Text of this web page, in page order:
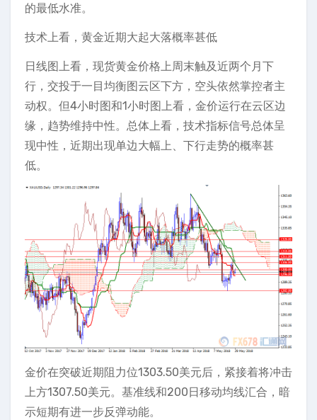
的最低水准。
技术上看，黄金近期大起大落概率甚低
日线图上看，现货黄金价格上周末触及近两个月下
行，交投于一目均衡图云区下方，空头依然掌控者主
动权。但4小时图和1小时图上看，金价运行在云区边
缘，趋势维持中性。总体上看，技术指标信号总体呈
现中性，近期出现单边大幅上、下行走势的概率甚
低。
金价在突破近期阻力位1303.50美元后，紧接着将冲击
上方1307.50美元。基准线和200日移动均线汇合，暗
示短期有进一步反弹动能。